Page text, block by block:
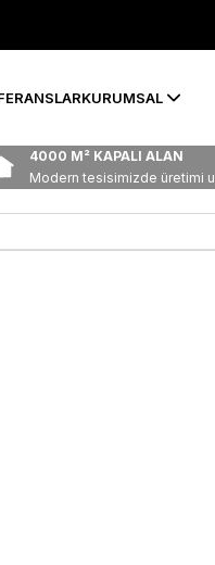
KURUMSAL
4000 M² KAPALI ALAN
Modern tesisimizde üretimi